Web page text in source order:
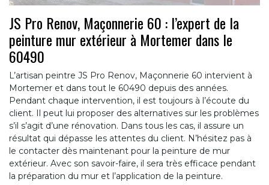
JS Pro Renov, Maçonnerie 60 : l’expert de la
peinture mur extérieur à Mortemer dans le
60490
L’artisan peintre JS Pro Renov, Maçonnerie 60 intervient à
Mortemer et dans tout le 60490 depuis des années.
Pendant chaque intervention, il est toujours à l’écoute du
client. Il peut lui proposer des alternatives sur les problèmes
s’il s’agit d’une rénovation. Dans tous les cas, il assure un
résultat qui dépasse les attentes du client. N’hésitez pas à
le contacter dès maintenant pour la peinture de mur
extérieur. Avec son savoir-faire, il sera très efficace pendant
la préparation du mur et l’application de la peinture.